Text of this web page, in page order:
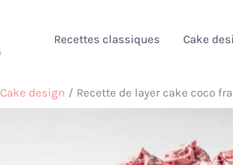
Recettes classiques Cake
Cake design Recette de layer cake coco